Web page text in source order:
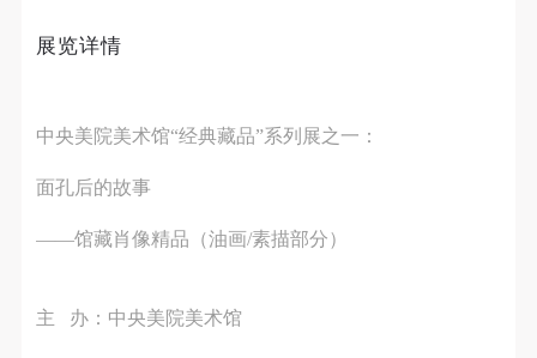
展览详情
中央美院美术馆“经典藏品”系列展之一：
面孔后的故事
——馆藏肖像精品（油画/素描部分）
主 办：中央美院美术馆
识。
律、法规，必须遵循道德和社会公德规范，并应该具
备以人为本、团结友爱、互相帮助和助人为乐的良好
第三条
能力的人，18周岁以上）未成年人必须在成年人的陪
识。
律、法规，必须遵循道德和社会公德规范，并应该具
备以人为本、团结友爱、互相帮助和助人为乐的良好
第三条
能力的人，18周岁以上）未成年人必须在成年人的陪
识。
律、法规，必须遵循道德和社会公德规范，并应该具
备以人为本、团结友爱、互相帮助和助人为乐的良好
第三条
能力的人，18周岁以上）未成年人必须在成年人的陪